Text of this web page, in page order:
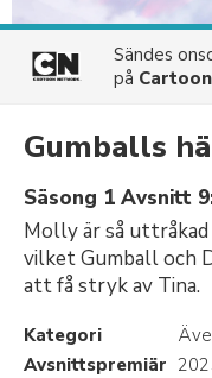
Sändes
på
Gumballs
Säsong 1 Avsnitt
Molly är så
vilket Gumball och
att få stryk av Tina.
Kategori
Avsnittspremiär